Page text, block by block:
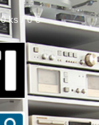
0 ks / 0 €